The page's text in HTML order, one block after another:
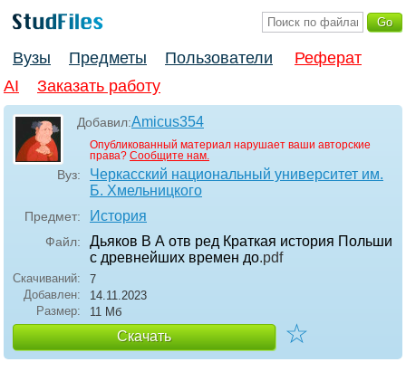
Вузы Предметы Пользователи
Реферат
AI
Заказать работу
Добавил:Amicus354
Опубликованный материал нарушает ваши авторские
права? Сообщите нам.
Вуз:
Черкасский национальный университет им.
Б. Хмельницкого
Предмет: История
Файл:
Дьяков В А отв ред Краткая история Польши
с древнейших времен до.pdf
Скачиваний:
7
Добавлен:
14.11.2023
Размер:
11 Мб
Скачать ☆